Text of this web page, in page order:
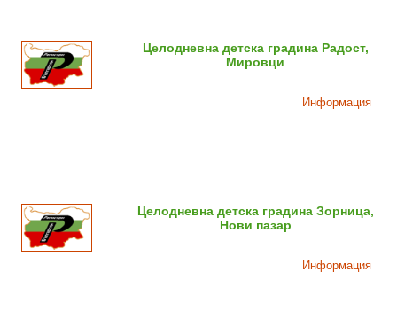
Целодневна детска градина Радост,
Мировци
Информация
Целодневна детска градина Зорница,
Нови пазар
Информация